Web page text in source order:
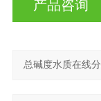
产品咨询